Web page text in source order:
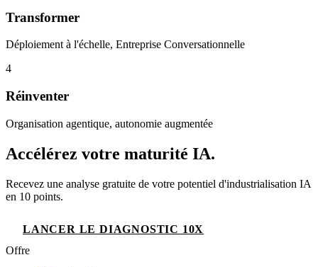
Transformer
Déploiement à l'échelle, Entreprise Conversationnelle
4
Réinventer
Organisation agentique, autonomie augmentée
Accélérez votre maturité IA.
Recevez une analyse gratuite de votre potentiel d'industrialisation IA
en 10 points.
LANCER LE DIAGNOSTIC 10X
Offre